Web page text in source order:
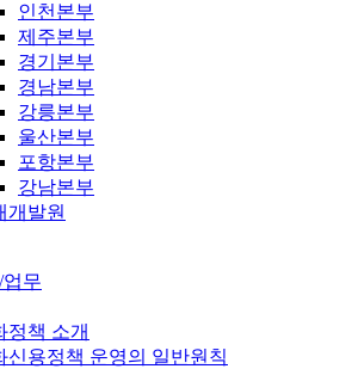
인천본부
제주본부
경기본부
경남본부
강릉본부
울산본부
포항본부
강남본부
개발원
무
정책 소개
신용정책 운영의 일반원칙